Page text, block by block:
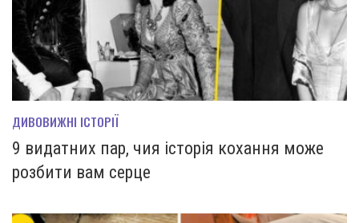
ДИВОВИЖНІ ІСТОРІЇ
9 видатних пар, чия історія кохання може
розбити вам серце